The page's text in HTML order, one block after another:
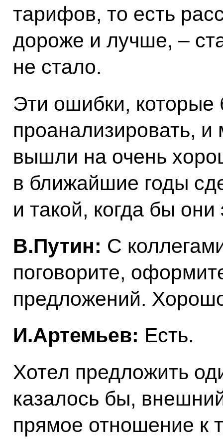
тарифов, то есть
дороже и лучше, –
не стало.
Эти ошибки,
проанализировать,
вышли на очень
в ближайшие годы
и такой, когда бы
В.Путин: С
поговорите,
предложений.
И.Артемьев: Есть.
Хотел предложить
казалось бы,
прямое отношение к